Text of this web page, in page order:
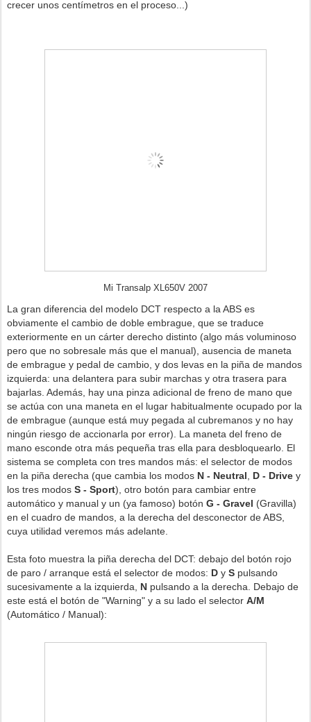
crecer unos centímetros en el proceso...)
Mi Transalp XL650V 2007
La gran diferencia del modelo DCT respecto a la ABS es
obviamente el cambio de doble embrague, que se traduce
exteriormente en un cárter derecho distinto (algo más voluminoso
pero que no sobresale más que el manual), ausencia de maneta
de embrague y pedal de cambio, y dos levas en la piña de mandos
izquierda: una delantera para subir marchas y otra trasera para
bajarlas. Además, hay una pinza adicional de freno de mano que
se actúa con una maneta en el lugar habitualmente ocupado por la
de embrague (aunque está muy pegada al cubremanos y no hay
ningún riesgo de accionarla por error). La maneta del freno de
mano esconde otra más pequeña tras ella para desbloquearlo. El
sistema se completa con tres mandos más: el selector de modos
en la piña derecha (que cambia los modos N - Neutral D - Drive y
los tres modos S - Sport), otro botón para cambiar entre
automático y manual y un (ya famoso) botón G - Gravel (Gravilla)
en el cuadro de mandos, a la derecha del desconector de ABS,
cuya utilidad veremos más adelante.
Esta foto muestra la piña derecha del DCT: debajo del botón rojo
de paro / arranque está el selector de modos: D y S pulsando
sucesivamente a la izquierda, N pulsando a la derecha. Debajo de
este está el botón de "Warning" y a su lado el selector A/M
(Automático / Manual):